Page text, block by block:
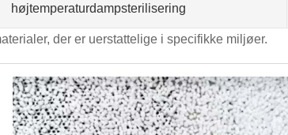
højtemperaturdampsterilisering
der er uerstattelige i specifikke miljøer.